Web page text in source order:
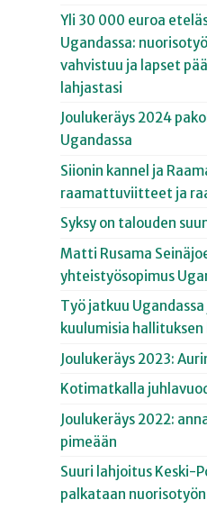
Yli 30 000 euroa
Ugandassa:
vahvistuu ja lapset
lahjastasi
Joulukeräys 2024
Ugandassa
Siionin kannel ja
raamattuviitteet ja
Syksy on talouden
Matti Rusama
yhteistyösopimus
Työ jatkuu
kuulumisia hallituksen
Joulukeräys 2023:
Kotimatkalla
Joulukeräys 2022:
pimeään
Suuri lahjoitus Keski-
palkataan